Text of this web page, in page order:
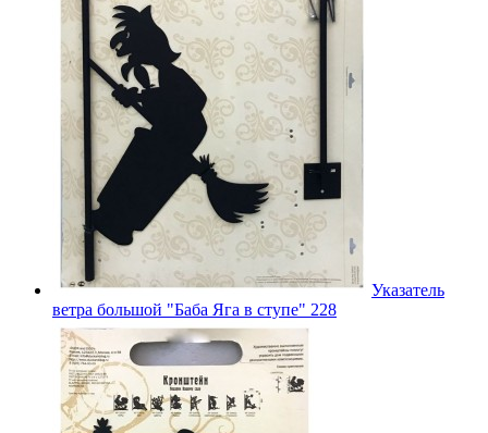
Указатель
ветра большой "Баба Яга в ступе" 228